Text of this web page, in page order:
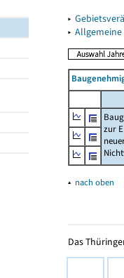
▸
▸
zur
▴ nach oben
Das